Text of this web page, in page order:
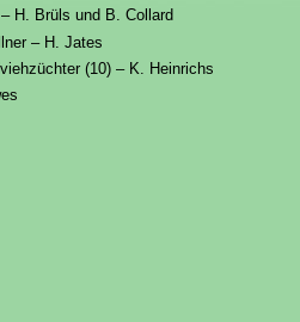
H. Brüls und B. Collard
– H. Jates
(10) – K. Heinrichs